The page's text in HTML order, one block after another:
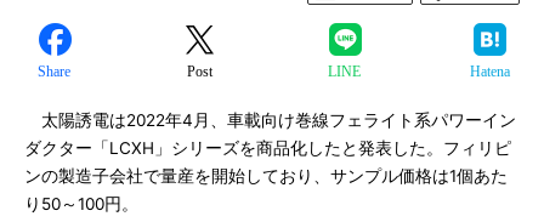
Share Post LINE Hatena
太陽誘電は2022年4月、車載向け巻線フェライト系パワーイン
ダクター「LCXH」シリーズを商品化したと発表した。フィリピ
ンの製造子会社で量産を開始しており、サンプル価格は1個あた
り50～100円。